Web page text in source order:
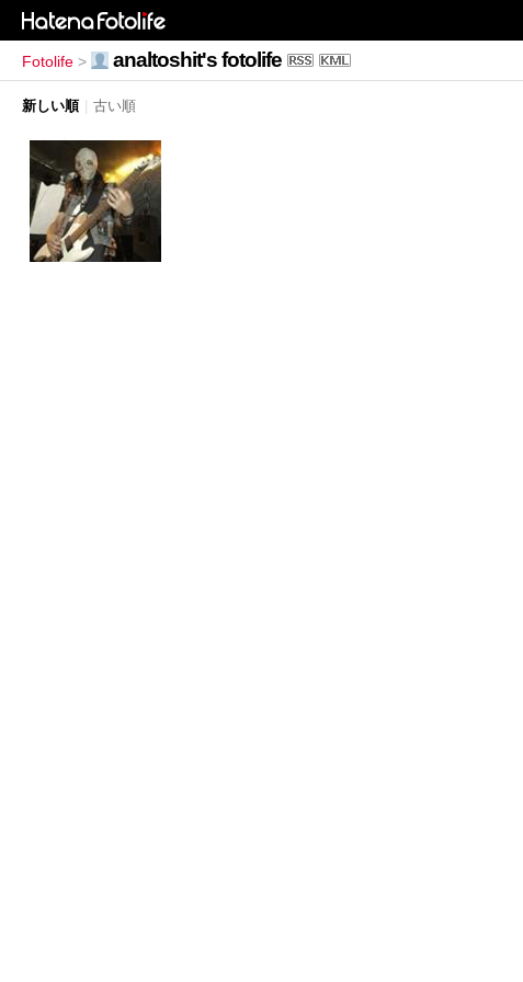
Fotolife > analtoshit's fotolife
新しい順 古い順